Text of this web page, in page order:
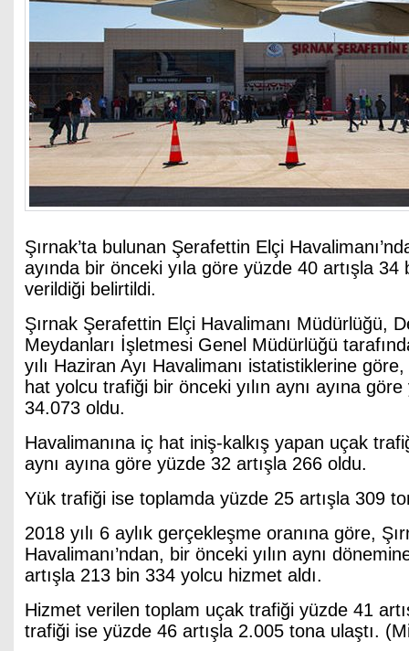
Şırnak’ta bulunan Şerafettin Elçi
ayında bir önceki yıla göre yüzde 40 artışla
verildiği belirtildi.
Şırnak Şerafettin Elçi Havalimanı Müdürlüğü,
Meydanları İşletmesi Genel Müdürlüğü
yılı Haziran Ayı Havalimanı istatistiklerine
hat yolcu trafiği bir önceki yılın aynı ayına
34.073 oldu.
Havalimanına iç hat iniş-kalkış yapan uçak
aynı ayına göre yüzde 32 artışla 266 oldu.
Yük trafiği ise toplamda yüzde 25 artışla 309
2018 yılı 6 aylık gerçekleşme oranına göre,
Havalimanı’ndan, bir önceki yılın aynı
artışla 213 bin 334 yolcu hizmet aldı.
Hizmet verilen toplam uçak trafiği yüzde 41
trafiği ise yüzde 46 artışla 2.005 tona ulaştı.